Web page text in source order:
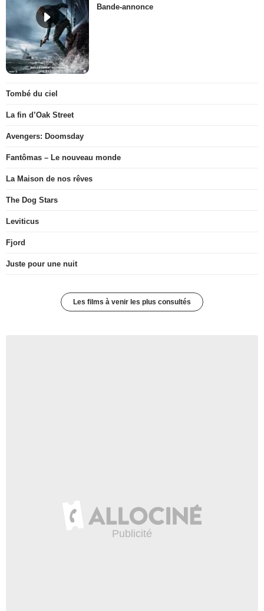
Bande-annonce
Tombé du ciel
La fin d’Oak Street
Avengers: Doomsday
Fantômas – Le nouveau monde
La Maison de nos rêves
The Dog Stars
Leviticus
Fjord
Juste pour une nuit
Les films à venir les plus consultés